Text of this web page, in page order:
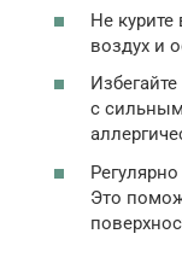
Не курите
воздух и
с
Это